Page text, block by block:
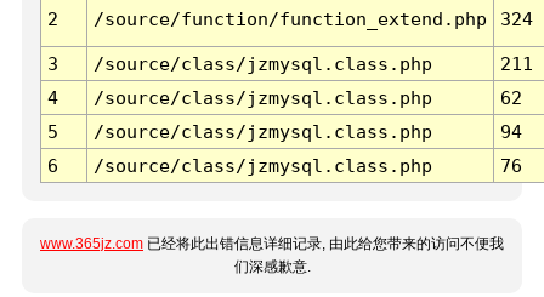
2 /source/function/function_extend.php 324
3 /source/class/jzmysql.class.php
211
4
/source/class/jzmysql.class.php
62
5
/source/class/jzmysql.class.php
94
6
/source/class/jzmysql.class.php 76
www.365jz.com 已经将此出错信息详细记录, 由此给您带来的访问不便我
们深感歉意.